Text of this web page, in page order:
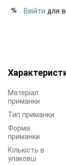
% Ввійти для
Матеріал
приманки
Тип приманки
Форма
приманки
Кількість в
упаковці